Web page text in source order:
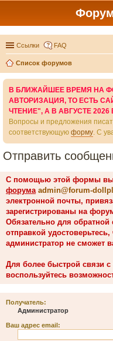
Ссылки FAQ
Список форумов
В БЛИЖАЙШЕЕ ВРЕМЯ НА
АВТОРИЗАЦИЯ, ТО ЕСТЬ
ЧТЕНИЕ", А В АВГУСТЕ
Вопросы и предложения
соответствующую форму. С
Отправить
С помощью этой формы вы
форума admin@forum-
электронной почты,
зарегистрированы на
Обязательно для обратной
отправкой
администратор не сможет
Для более быстрой связи
воспользуйтесь
Получатель:
Администратор
Ваш адрес email: